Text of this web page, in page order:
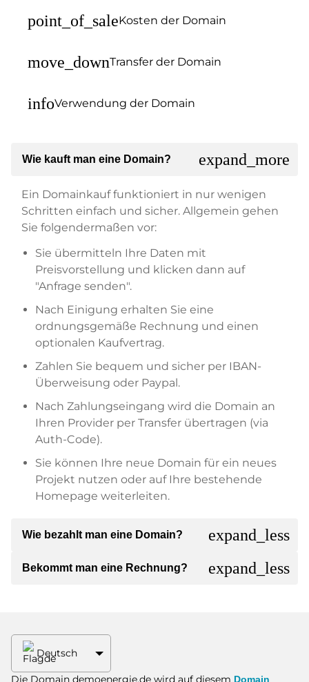
point_of_saleKosten der Domain
move_downTransfer der Domain
infoVerwendung der Domain
Wie kauft man eine Domain? expand_more
Ein Domainkauf funktioniert in nur wenigen
Schritten einfach und sicher. Allgemein gehen
Sie folgendermaßen vor:
Sie übermitteln Ihre Daten mit
Preisvorstellung und klicken dann auf
"Anfrage senden".
Nach Einigung erhalten Sie eine
ordnungsgemäße Rechnung und einen
optionalen Kaufvertrag.
Zahlen Sie bequem und sicher per IBAN-
Überweisung oder Paypal.
Nach Zahlungseingang wird die Domain an
Ihren Provider per Transfer übertragen (via
Auth-Code).
Sie können Ihre neue Domain für ein neues
Projekt nutzen oder auf Ihre bestehende
Homepage weiterleiten.
Wie bezahlt man eine Domain? expand_less
Nach einer Einigung wird der Inhaber Ihnen die
Zahlungsmethoden anbieten.
Bitte geben Sie bei der Überweisung immer
den Domainnamen und die
Bekommt man eine Rechnung? expand_less
größeren Kaufpreisen bekommen Sie auf
Wunsch auch einen zusätzlichen Kaufvertrag.
Deutsch
Die Domain demoenergie.de wird auf diesem Domain